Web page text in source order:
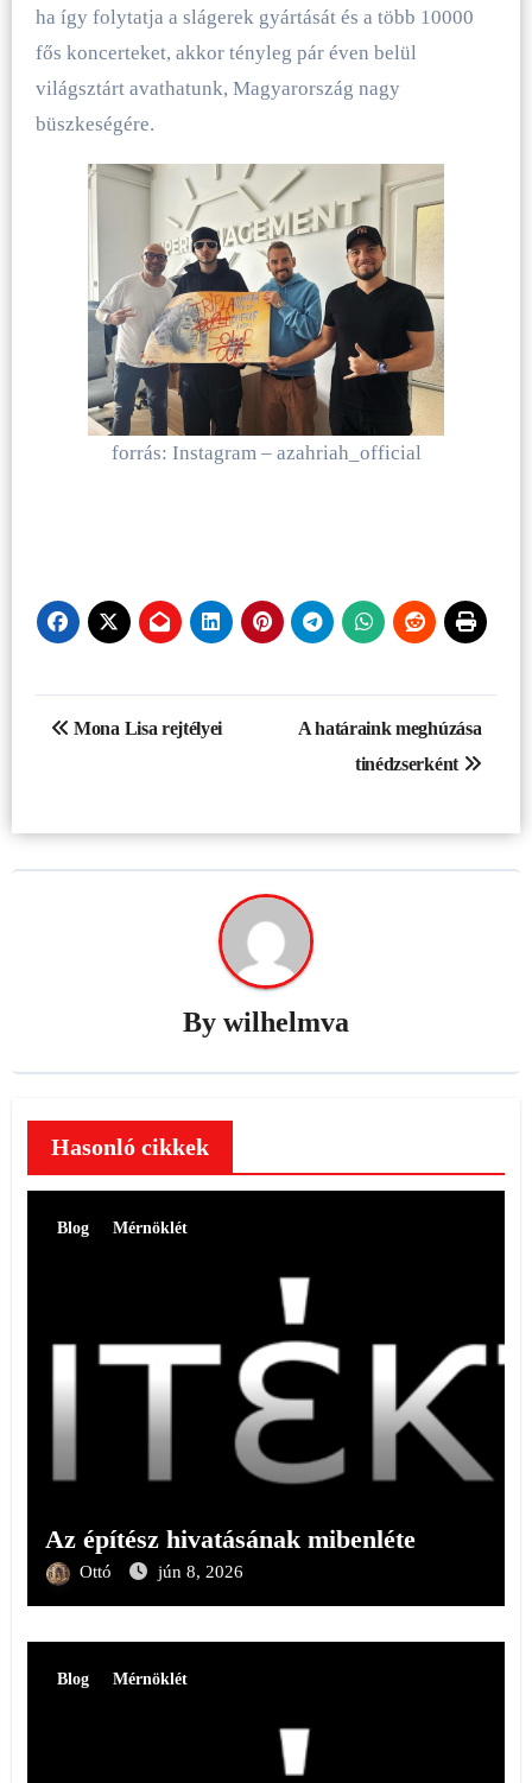
ha így folytatja a slágerek gyártását és a több 10000
fős koncerteket, akkor tényleg pár éven belül
világsztárt avathatunk, Magyarország nagy
büszkeségére.
forrás: Instagram – azahriah_official
Bejegyzés
Mona Lisa rejtélyei
A határaink meghúzása
tinédzserként
By wilhelmva
Hasonló cikkek
Blog Mérnöklét
Az építész hivatásának mibenléte
Ottó jún 8, 2026
Blog Mérnöklét